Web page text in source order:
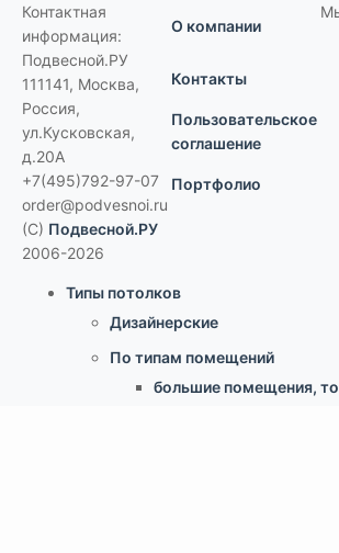
Контактная
информация:
Подвесной.РУ
111141, Москва,
Россия,
ул.Кусковская,
д.20А
+7(495)792-97-07
order@podvesnoi.ru
(C) Подвесной.РУ
2006-2026
О компании
Контакты
Пользовательское
соглашение
Портфолио
Типы потолков
Дизайнерские
По типам помещений
большие помещения,